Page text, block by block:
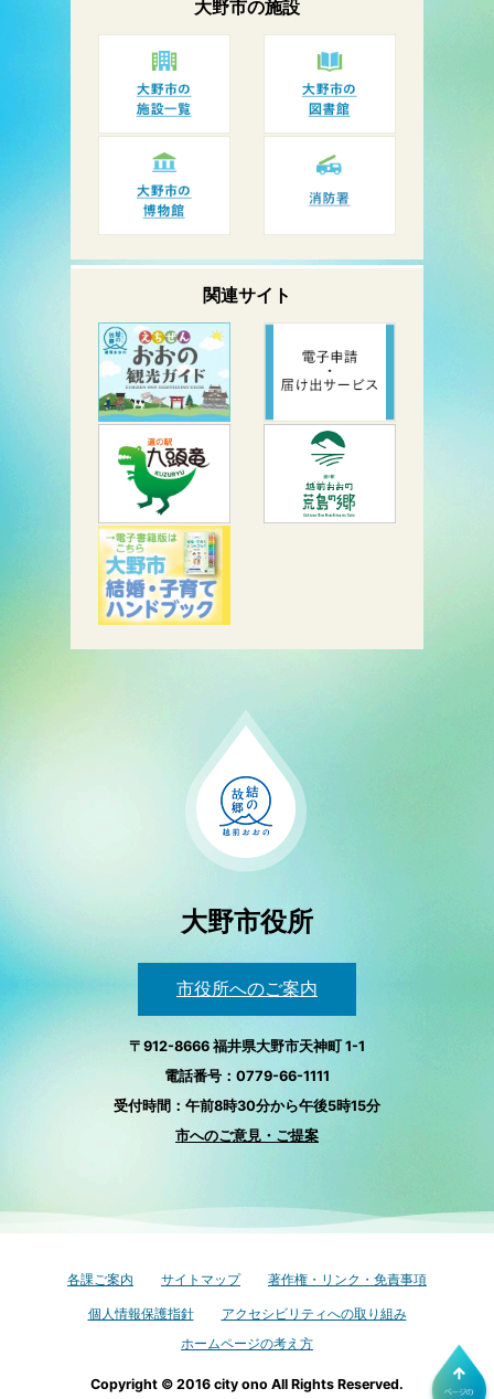
大野市の施設
関連サイト
大野市役所
市役所へのご案内
〒912-8666 福井県大野市天神町 1-1
電話番号：0779-66-1111
受付時間：午前8時30分から午後5時15分
市へのご意見・ご提案
各課ご案内 サイトマップ 著作権・リンク・免責事項
個人情報保護指針
アクセシビリティへの取り組み
ホームページの考え方
Copyright © 2016 city ono All Rights Reserved.